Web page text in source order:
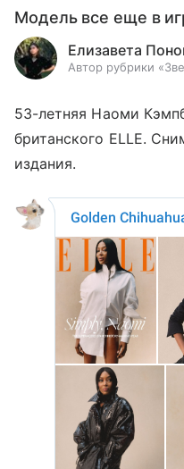
Модель все еще в
Елизавета
Автор рубрики
53-летняя Наоми
британского ELLE.
издания.